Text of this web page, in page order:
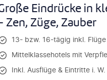
Eindrücke in
Zen, Züge, Zauber
13- bzw. 16-tägig inkl. Flüge
Mittelklassehotels mit
Inkl. Ausflüge & Eintritte i.